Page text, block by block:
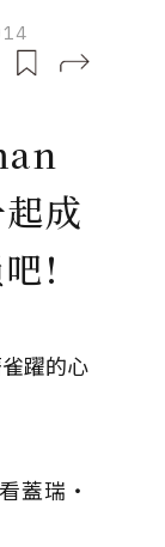
成
!
躍的心
蓋瑞‧